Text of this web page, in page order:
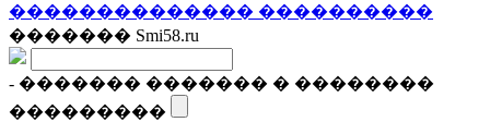
�������������� ����������
������� Smi58.ru
- ������� ������� � ��������
���������